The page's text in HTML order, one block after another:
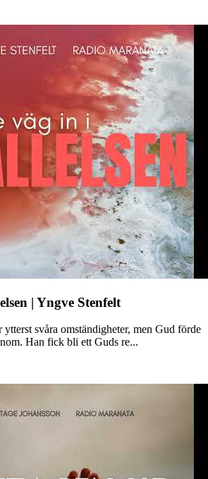
| Yngve Stenfelt
svåra omständigheter, men Gud förde
Han fick bli ett Guds re...